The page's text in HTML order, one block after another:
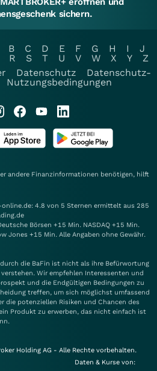
sichern.
B C D E F G H I
J
R S T U V W X Y
Z
Datenschutz
Datenschutz-
Nutzungsbedingungen
andere Finanzinformationen benötigen, hilft
4.8 von 5 Sternen ermittelt aus 285
Börsen +15 Min. NASDAQ +15 Min.
Jones +15 Min. Alle Angaben ohne Gewähr.
die BaFin ist nicht als ihre Befürwortung
Wir empfehlen Interessenten und
und die Endgültigen Bedingungen zu
treffen, um sich möglichst umfassend
die potenziellen Risiken und Chancen des
Produkt zu erwerben, das nicht einfach ist
Holding AG - Alle Rechte vorbehalten.
Daten & Kurse von: